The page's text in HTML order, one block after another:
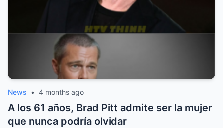
News • 4 months ago
A los 61 años, Brad Pitt admite ser la mujer
que nunca podría olvidar